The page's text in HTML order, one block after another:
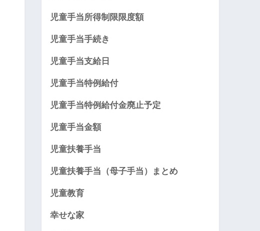
児童手当所得制限限度額
児童手当手続き
児童手当支給日
児童手当特例給付
児童手当特例給付金廃止予定
児童手当金額
児童扶養手当
児童扶養手当（母子手当）まとめ
児童教育
幸せな家